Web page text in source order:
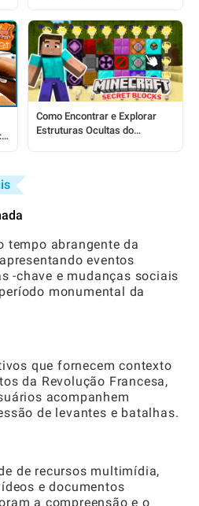
para Jogadores
Como Encontrar e Explorar
Estruturas Ocultas do
tempo abrangente da
eventos
-chave e mudanças sociais
monumental da
que fornecem contexto
da Revolução Francesa,
acompanhem
de levantes e batalhas.
de recursos multimídia,
e documentos
a compreensão e o